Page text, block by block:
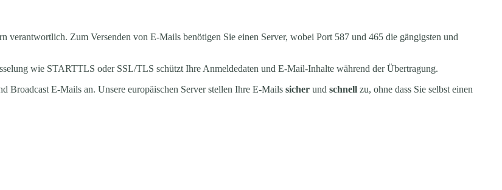
verantwortlich. Zum Versenden von E-Mails benötigen Sie einen Server, wobei Port 587 und 465 die gängigsten und
wie STARTTLS oder SSL/TLS schützt Ihre Anmeldedaten und E-Mail-Inhalte während der Übertragung.
Broadcast E-Mails an. Unsere europäischen Server stellen Ihre E-Mails sicher und schnell zu, ohne dass Sie selbst einen